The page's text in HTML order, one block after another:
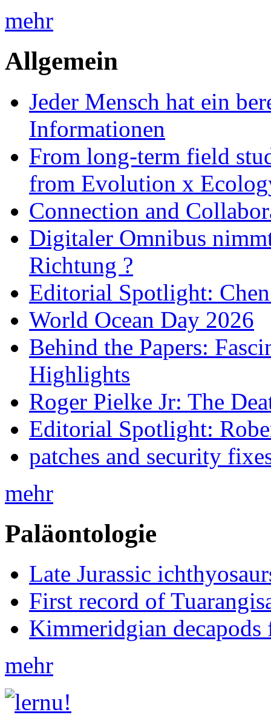
mehr
Allgemein
Jeder Mensch hat ein
Informationen
From long-term field
from Evolution x
Connection and
Digitaler Omnibus
Richtung ?
Editorial Spotlight:
World Ocean Day 2026
Behind the Papers:
Highlights
Roger Pielke Jr: The
Editorial Spotlight:
patches and security
mehr
Paläontologie
Late Jurassic
First record of
Kimmeridgian
mehr